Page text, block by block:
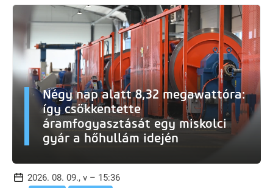
Négy nap alatt 8,32 megawattóra:
így csökkentette
áramfogyasztását egy miskolci
gyár a hőhullám idején
2026. 08. 09., v – 15:36